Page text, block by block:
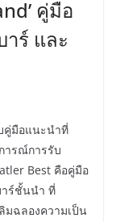
คู่มือ
ร์ และ
คู่มือแนะนำที่
ารณ์การรับ
Best คือคู่มือ
าร์ชั้นนำ ที่
มฉลองความเป็น